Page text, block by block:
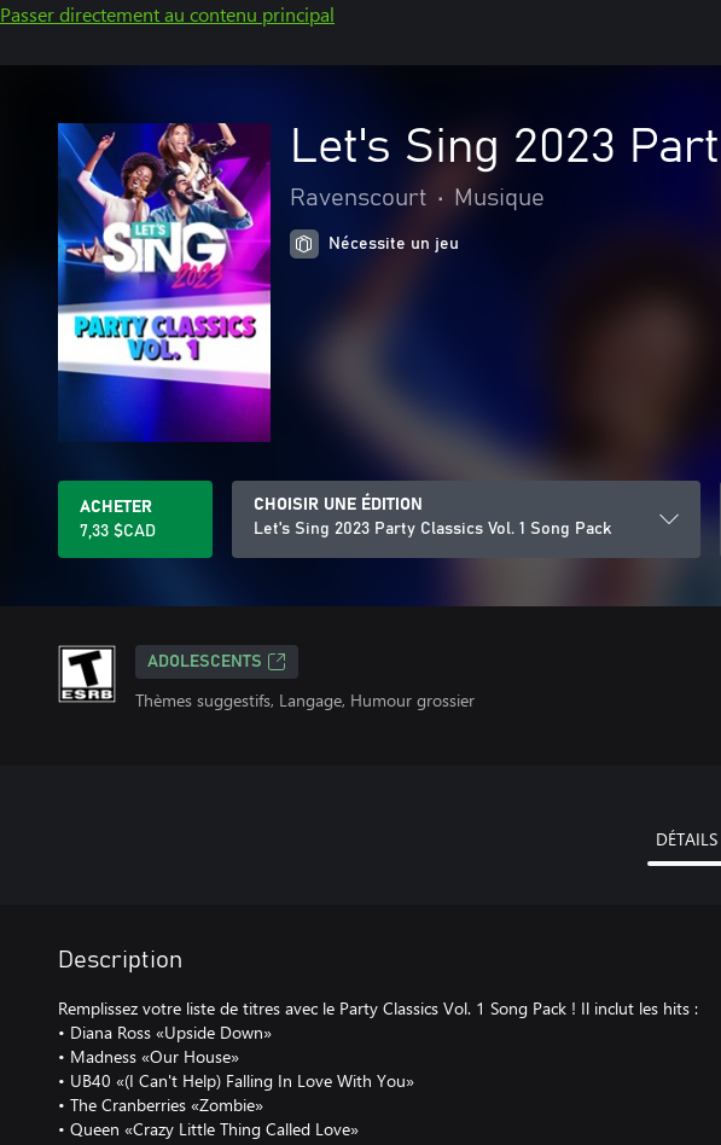
Passer directement au contenu principal
Let's Sing 2023
Ravenscourt • Musique
Nécessite un jeu
ACHETER
7,33 $CAD
CHOISIR UNE ÉDITION
Let's Sing 2023 Party Classics Vol. 1 Song Pack
ADOLESCENTS
Thèmes suggestifs, Langage, Humour grossier
DÉTAILS
Description
Remplissez votre liste de titres avec le Party Classics Vol. 1 Song Pack ! Il inclut les hits :
• Diana Ross «Upside Down»
• Madness «Our House»
• UB40 «(I Can't Help) Falling In Love With You»
• The Cranberries «Zombie»
• Queen «Crazy Little Thing Called Love»